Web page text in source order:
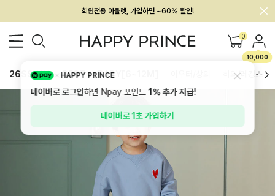
회원전용 아울렛, 가입하면 ~60% 할인!
멤버십 최대 28,000원 혜택 0
10,000
26SS 신상 BEST BABY[6~12M] 하의/레깅스
HAPPY PRINCE
네이버로 로그인하면 Npay 포인트1%추가 지급!
네이버로 1초 가입하기